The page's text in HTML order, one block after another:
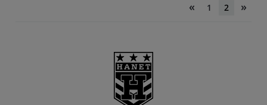
« 1 2 »